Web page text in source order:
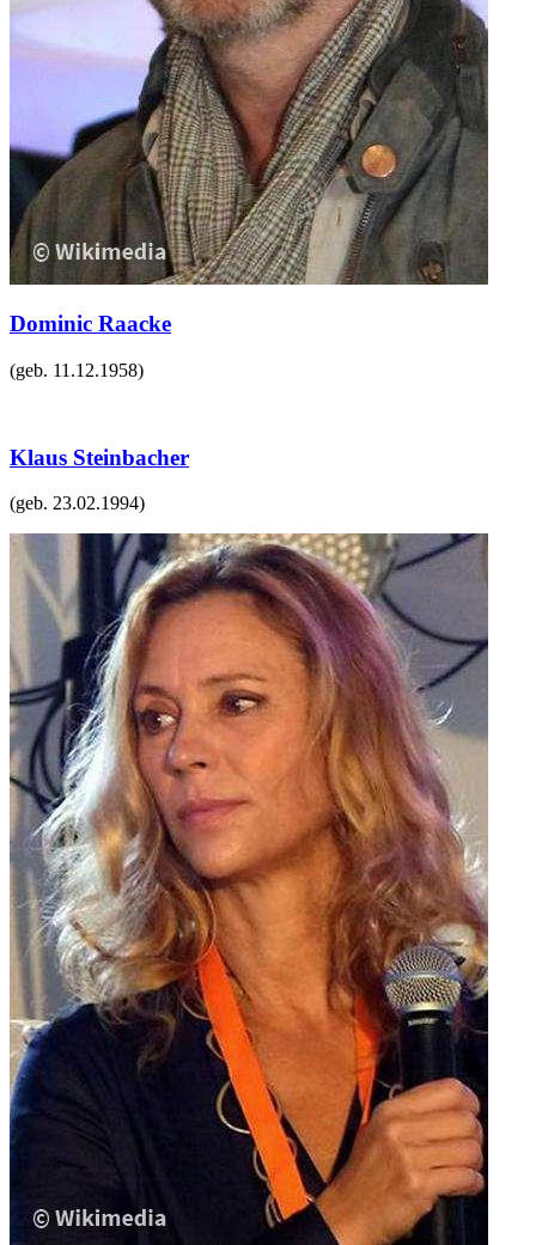
Dominic Raacke
(geb. 11.12.1958)
Klaus Steinbacher
(geb. 23.02.1994)